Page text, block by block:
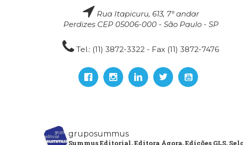
Rua Itapicuru, 613, 7° andar
Perdizes CEP 05006-000 - São Paulo - SP
Tel.: (11) 3872-3322 - Fax (11) 3872-7476
gruposummus